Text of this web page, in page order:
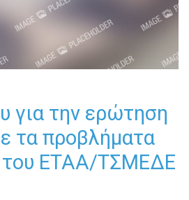
για την ερώτηση
τα προβλήματα
του ΕΤΑΑ/ΤΣΜΕΔΕ